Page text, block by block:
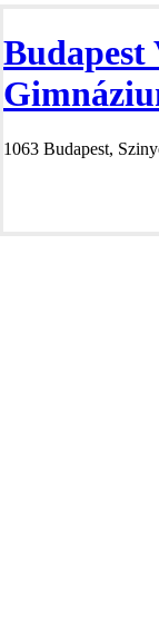
1063 Budapest,